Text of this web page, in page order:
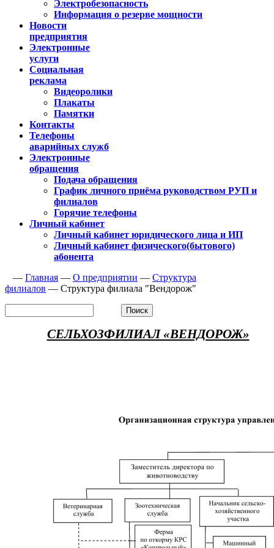
Электробезопасность
Информация о резерве мощности
Новости
предприятия
Электронные
услуги
Социальная
реклама
Видеоролики
Плакаты
Памятки
Контакты
Телефоны
аварийных служб
Электронные
обращения
Подача обращения
График личного приёма руководством РУП и
филиалов
Горячие телефоны
Личный кабинет
Личный кабинет юридического лица и ИП
Личный кабинет физического(бытового)
абонента
— Главная — О предприятии — Структура
филиалов — Структура филиала "Вендорож"
СЕЛЬХОЗФИЛИАЛ «ВЕНДОРОЖ»